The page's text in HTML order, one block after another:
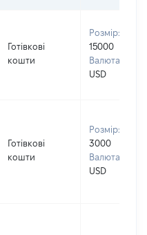
Готівкові
кошти
Розмір:
15000
Валюта:
USD
Готівкові
кошти
Розмір:
3000
Валюта:
USD